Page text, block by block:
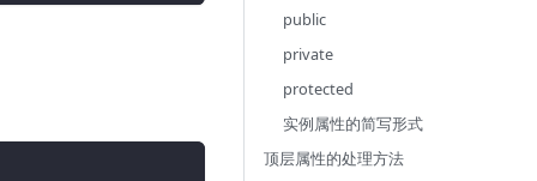
public
private
protected
实例属性的简写形式
顶层属性的处理方法